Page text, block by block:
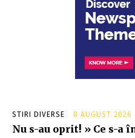
STIRI DIVERSE 8 AUGUST 2026
Nu s-au oprit! » Ce s-a